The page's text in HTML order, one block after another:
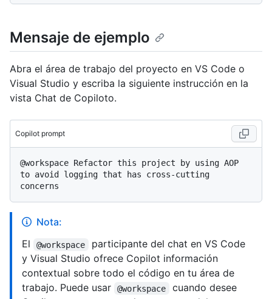
Mensaje de ejemplo
Abra el área de trabajo del proyecto en VS Code o
Visual Studio y escriba la siguiente instrucción en la
vista Chat de Copiloto.
Copilot prompt
@workspace Refactor this project by using AOP
to avoid logging that has cross-cutting
Nota:
El
@workspace
participante del chat en VS Code
y Visual Studio ofrece Copilot información
contextual sobre todo el código en tu área de
trabajo. Puede usar
@workspace
cuando desee